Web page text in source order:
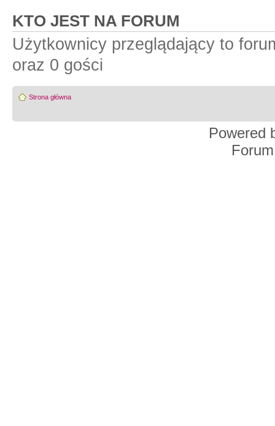
KTO JEST NA FORUM
Użytkownicy przeglądający to
oraz 0 gości
Strona główna
Powered